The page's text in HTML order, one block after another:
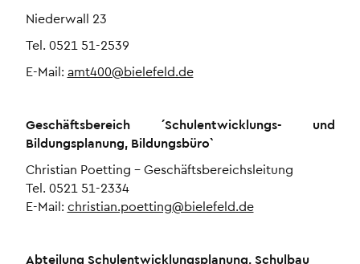
Niederwall 23
Tel. 0521 51-2539
E-Mail: amt400@bielefeld.de
Geschäftsbereich ´Schulentwicklungs- und
Bildungsplanung, Bildungsbüro`
Christian Poetting – Geschäftsbereichsleitung
Tel. 0521 51-2334
E-Mail: christian.poetting@bielefeld.de
Abteilung Schulentwicklungsplanung, Schulbau